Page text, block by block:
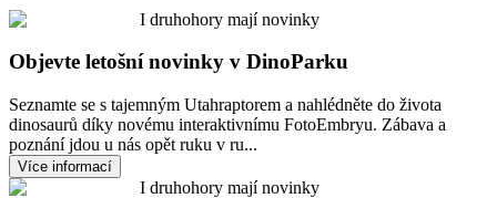
I druhohory mají novinky
Objevte letošní novinky v DinoParku
Seznamte se s tajemným Utahraptorem a nahlédněte do života
dinosaurů díky novému interaktivnímu FotoEmbryu. Zábava a
poznání jdou u nás opět ruku v ru...
Více informací
I druhohory mají novinky